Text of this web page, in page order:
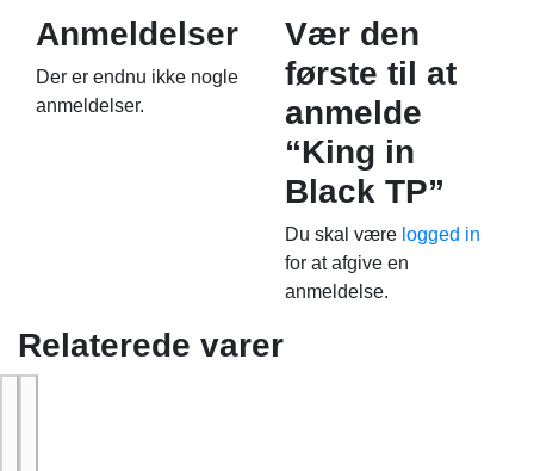
Anmeldelser
Der er endnu ikke nogle
anmeldelser.
Vær den
første til at
anmelde
“King in
Black TP”
Du skal være logged in
for at afgive en
anmeldelse.
Relaterede varer